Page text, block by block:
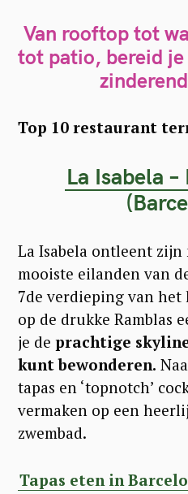
Van rooftop tot
tot patio, bereid je
Top 10 restaurant
La Isabela
La Isabela ontleent zijn
mooiste eilanden van
7de verdieping van
op de drukke Ramblas
je de prachtige
kunt bewonderen.
tapas en ‘topnotch’
vermaken op een
zwembad.
Tapas eten in